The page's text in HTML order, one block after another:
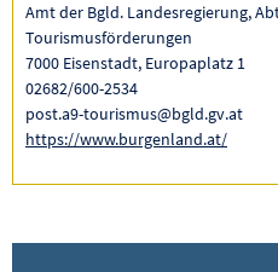
Amt der Bgld. Landesregierung,
Tourismusförderungen
7000 Eisenstadt, Europaplatz 1
02682/600-2534
post.a9-tourismus@bgld.gv.at
https://www.burgenland.at/